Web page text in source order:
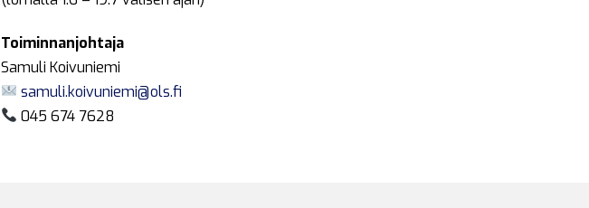
Toiminnanjohtaja
Samuli Koivuniemi
samuli.koivuniemi@ols.fi
045 674 7628